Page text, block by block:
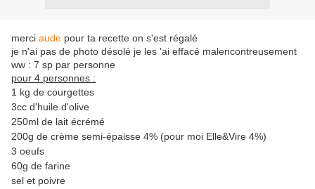
merci aude pour ta recette on s'est régalé
je n'ai pas de photo désolé je les 'ai effacé malencontreusement
ww : 7 sp par personne
pour 4 personnes :
1 kg de courgettes
3cc d'huile d'olive
250ml de lait écrémé
200g de crème semi-épaisse 4% (pour moi Elle&Vire 4%)
3 oeufs
60g de farine
sel et poivre